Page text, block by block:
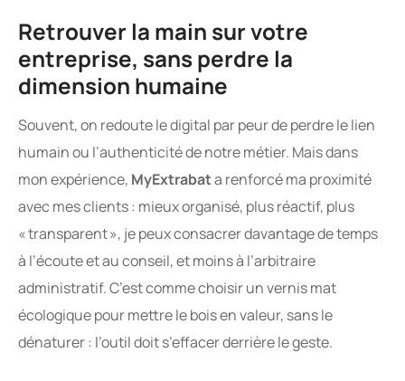
Retrouver la main sur votre
entreprise, sans perdre la
dimension humaine
Souvent, on redoute le digital par peur de perdre le lien
humain ou l’authenticité de notre métier. Mais dans
mon expérience, MyExtrabata renforcé ma proximité
avec mes clients : mieux organisé, plus réactif, plus
« transparent », je peux consacrer davantage de temps
à l’écoute et au conseil, et moins à l’arbitraire
administratif. C’est comme choisir un vernis mat
écologique pour mettre le bois en valeur, sans le
dénaturer : l’outil doit s’effacer derrière le geste.